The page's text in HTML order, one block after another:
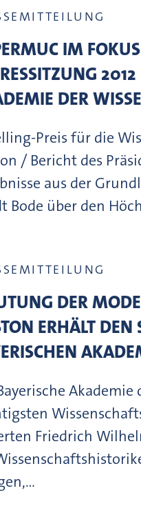
IM
2012
DER
Preis für die
/ Bericht des
aus der
Bode über den
DER
ERHÄLT DEN
Friedrich